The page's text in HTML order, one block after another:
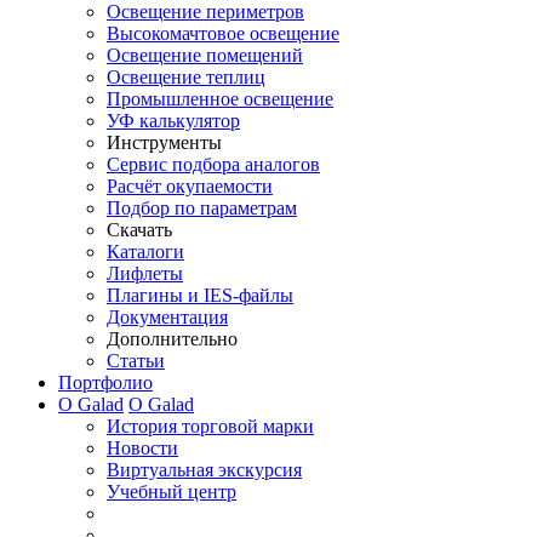
Освещение периметров
Высокомачтовое освещение
Освещение помещений
Освещение теплиц
Промышленное освещение
УФ калькулятор
Инструменты
Сервис подбора аналогов
Расчёт окупаемости
Подбор по параметрам
Скачать
Каталоги
Лифлеты
Плагины и IES-файлы
Документация
Дополнительно
Статьи
Портфолио
О Galad О Galad
История торговой марки
Новости
Виртуальная экскурсия
Учебный центр